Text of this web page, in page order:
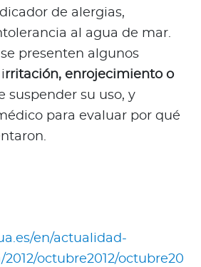
de alergias,
al agua de mar.
presenten algunos
rritación, enrojecimiento o
suspender su uso, y
para evaluar por qué
en/actualidad-
octubre2012/octubre20